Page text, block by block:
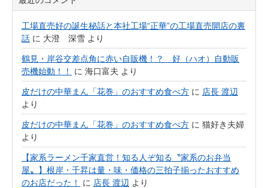
工場直売好の誕生秘話と本社工場“正華”の工場直売開店の裏
話 に 大澄 深雪 より
鶴見・岸谷交差点角に赤い自販機！？ 好（ハオ）自動販
売機始動！！
に 海口富夫 より
皮だけの中華まん「花巻」のおすすめ食べ方 に 店長 渡辺
より
皮だけの中華まん「花巻」のおすすめ食べ方 に 猫好き夫婦
より
【家系ラーメン千家直営！知る人ぞ知る〝家系のお弁当
屋〟】根岸・千昇は量・味・価格の三拍子揃ったおすすめ
のお店だった！
に 店長 渡辺 より